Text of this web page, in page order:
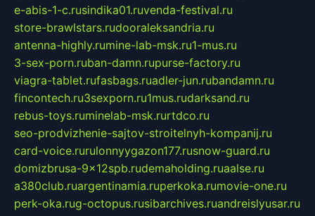
e-abis-1-c.rusindika01.ruvenda-festival.ru
store-brawlstars.rudooraleksandria.ru
antenna-highly.rumine-lab-msk.ru1-mus.ru
3-sex-porn.ruban-damn.rupurse-factory.ru
viagra-tablet.rufasbags.ruadler-jun.rubandamn.ru
fincontech.ru3sexporn.ru1mus.rudarksand.ru
rebus-toys.ruminelab-msk.rurtdco.ru
seo-prodvizhenie-sajtov-stroitelnyh-kompanij.ru
card-voice.rurulonnyygazon177.rusnow-guard.ru
domizbrusa-9x12spb.rudemaholding.ruaalse.ru
a380club.ruargentinamia.ruperkoka.rumovie-one.ru
perk-oka.rug-octopus.rusibarchives.ruandreislyusar.ru